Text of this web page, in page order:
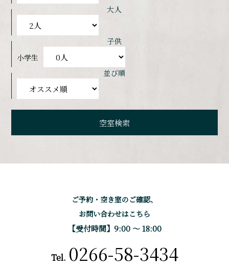
大人
子供
小学生
並び順
ご予約・空き室のご確認、
お問い合わせはこちら
【受付時間】9:00 〜 18:00
Tel. 0266-58-3434